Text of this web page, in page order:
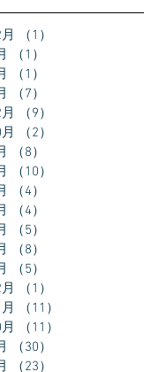
（1）
（1）
（1）
（7）
（9）
（2）
（8）
（10）
（4）
（4）
（5）
（8）
（5）
（1）
（11）
（11）
（30）
（23）